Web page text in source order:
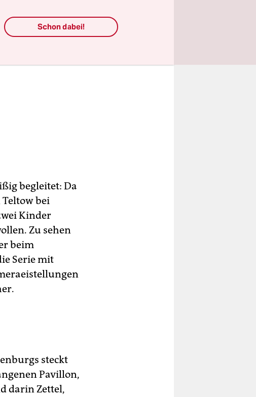
begleitet: Da
bei
Kinder
Zu sehen
beim
Serie mit
steckt
Pavillon,
darin Zettel,
Schon dabei!